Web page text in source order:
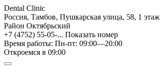
Dental Clinic
Россия, Тамбов, Пушкарская улица, 58, 1 этаж
Район Октябрьский
+7 (4752) 55-05-... Показать номер
Время работы: Пн-пт: 09:00—20:00
Откроемся в 09:00